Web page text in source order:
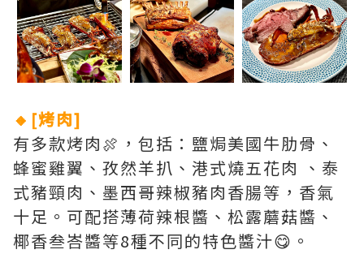
🔸[烤肉]
有多款烤肉🍖，包括：鹽焗美國牛肋骨、
蜂蜜雞翼、孜然羊扒、港式燒五花肉 、泰
式豬頸肉、墨西哥辣椒豬肉香腸等，香氣
十足。可配搭薄荷辣根醬、松露蘑菇醬、
椰香叁峇醬等8種不同的特色醬汁😋。